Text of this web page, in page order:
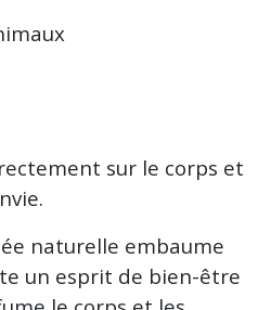
sur le corps et
naturelle embaume
un esprit de bien-être